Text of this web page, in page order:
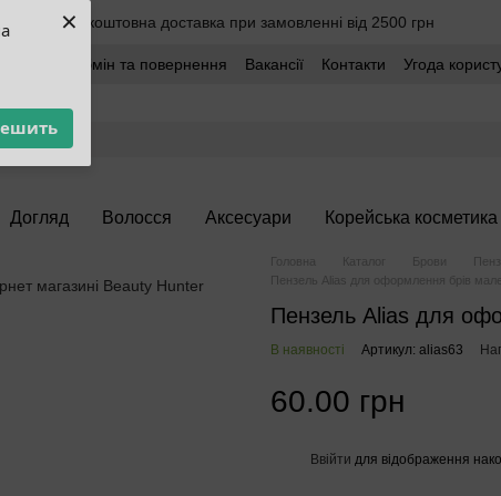
×
Безкоштовна доставка при замовленні від 2500 грн
Обмін та повернення Вакансії Контакти
Угода
Догляд Волосся Аксесуари Корейська косметика
Головна Каталог Брови
Пензель Alias для оформлення брів
Пензель Alias для
В наявності Артикул: alias63
60.00 грн
Ввійти для відображення